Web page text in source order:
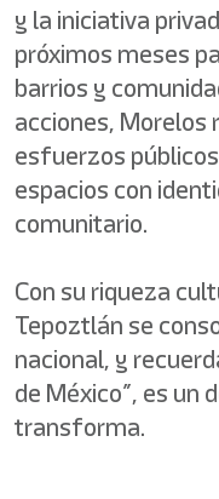
y la iniciativa
próximos meses
barrios y
acciones, Morelos
esfuerzos
espacios con
comunitario.
Con su riqueza
Tepoztlán se
nacional, y
de México”, es un
transforma.